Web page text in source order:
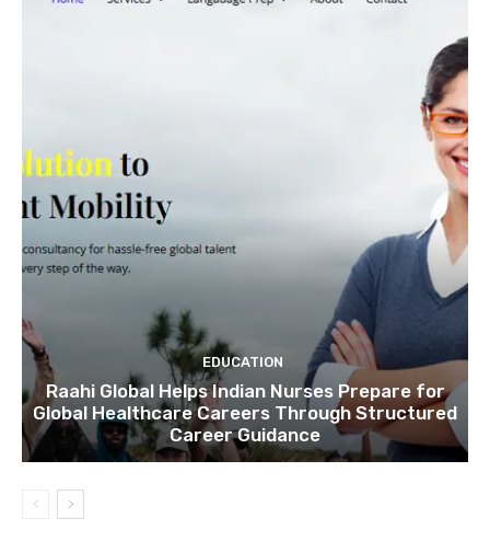
EDUCATION
Raahi Global Helps Indian Nurses Prepare for
Global Healthcare Careers Through Structured
Career Guidance